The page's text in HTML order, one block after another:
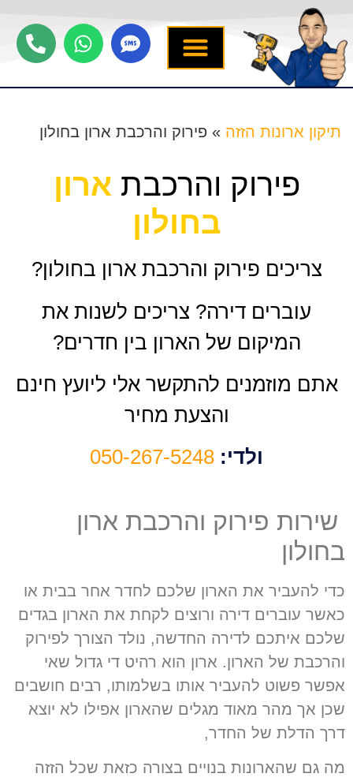
תיקון ארונות הזזה » פירוק והרכבת ארון בחולון
פירוק והרכבת ארון
בחולון
צריכים פירוק והרכבת ארון בחולון?
עוברים דירה? צריכים לשנות את
המיקום של הארון בין חדרים?
אתם מוזמנים להתקשר אלי ליועץ חינם
והצעת מחיר
ולדי: 050-267-5248
שירות פירוק והרכבת ארון
בחולון
כדי להעביר את הארון שלכם לחדר אחר בבית או
כאשר עוברים דירה ורוצים לקחת את הארון בגדים
שלכם איתכם לדירה החדשה, נולד הצורך לפירוק
והרכבת של הארון. ארון הוא רהיט די גדול שאי
אפשר פשוט להעביר אותו בשלמותו, רבים חושבים
שכן אך מהר מאוד מגלים שהארון אפילו לא יוצא
דרך הדלת של החדר,
מה גם שהארונות בנויים בצורה כזאת שכל הזזה